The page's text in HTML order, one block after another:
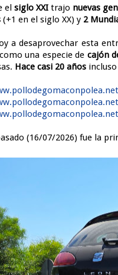
el siglo XXI trajo nuevas
(+1 en el siglo XX) y 2
a desaprovechar esta
una especie de cajón
Hace casi 20 años
(16/07/2026) fue la